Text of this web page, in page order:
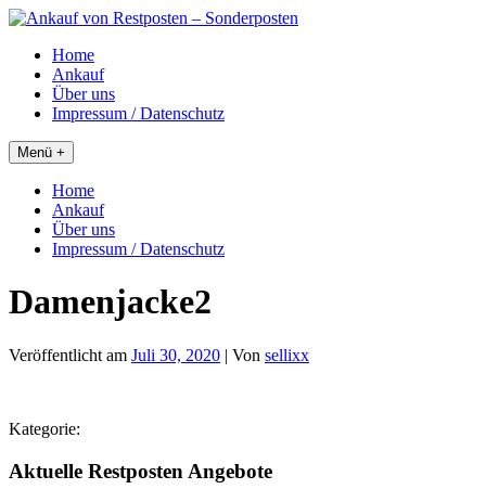
Skip
contentHome
Ankauf
Über uns
Impressum / Datenschutz
Menü +
Home
Ankauf
Über uns
Impressum / Datenschutz
Damenjacke2
Veröffentlicht am Juli 30, 2020 | Von sellixx
Kategorie:
Aktuelle Restposten Angebote